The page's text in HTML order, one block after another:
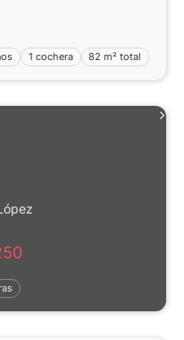
1 cochera 82 m² total